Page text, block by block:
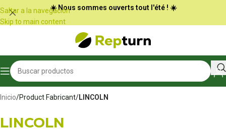
Panel de gestión de cookies
Saltar a la navegación
Skip to main content
☀️ Nous sommes ouverts tout l'été ! ☀️
Inicio/Product Fabricant/LINCOLN
LINCOLN